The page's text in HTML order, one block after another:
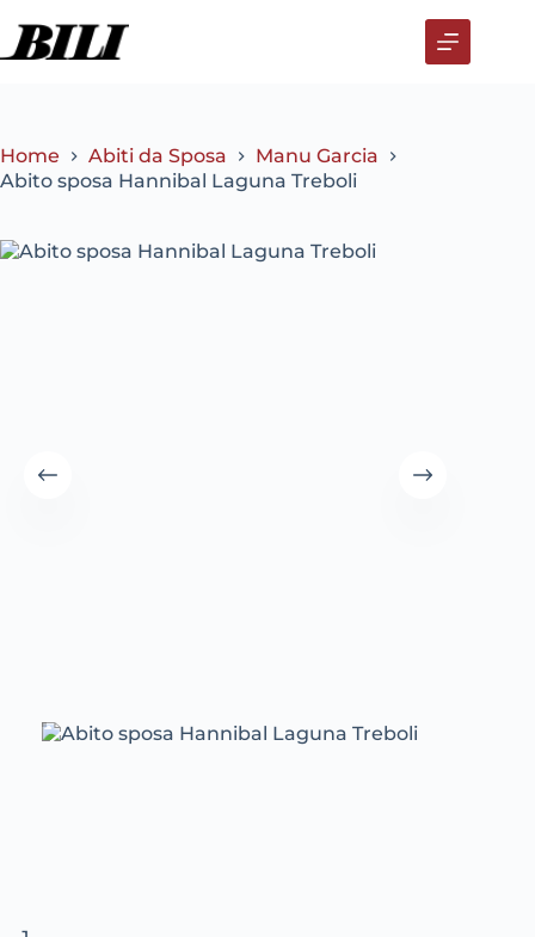
contenuto
Home Abiti da Sposa
Manu Garcia
Abito sposa Hannibal Laguna Treboli